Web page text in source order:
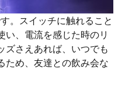
。スイッチに触れること
い、電流を感じた時のリ
ズさえあれば、いつでも
ため、友達との飲み会な